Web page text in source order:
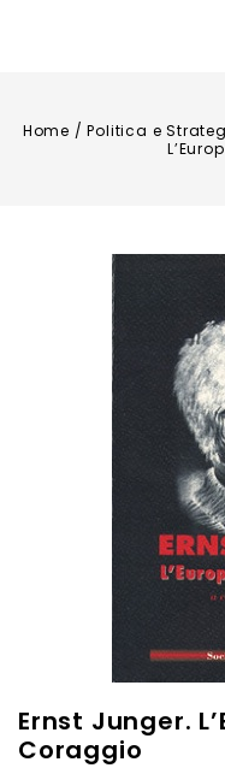
Home /Politica e
Ernst Junger.
Coraggio